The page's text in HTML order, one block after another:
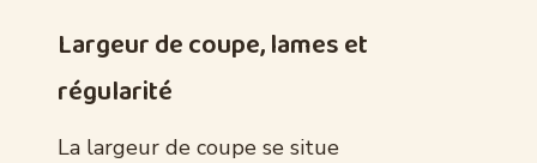
Largeur de coupe, lames et
régularité
La largeur de coupe se situe